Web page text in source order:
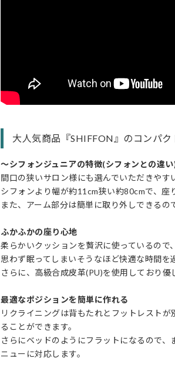
大人気商品『SHIFFON』のコンパ
〜シフォンジュニアの特徴(シフォンとの違
間口の狭いサロン様にも選んでいただきやす
シフォンより幅が約11cm狭い約80cmで、座
また、アーム部分は簡単に取り外しできるの
ふかふかの座り心地
柔らかいクッションを贅沢に使っているので
思わず眠ってしまいそうなほど快適な時間を
さらに、高級合成皮革(PU)を使用しており優
最適なポジションを簡単に作れる
リクライニングは背もたれとフットレスト
ることができます。
さらにベッドのようにフラットになるので
ニューに対応します。